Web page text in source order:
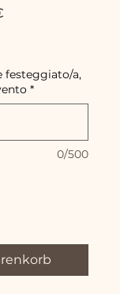
festeggiato/a,
*
0/500